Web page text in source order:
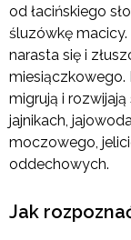
od łacińskiego
śluzówkę macicy.
narasta się i
miesiączkowego.
migrują i rozwijają
jajnikach,
moczowego,
oddechowych.
Jak